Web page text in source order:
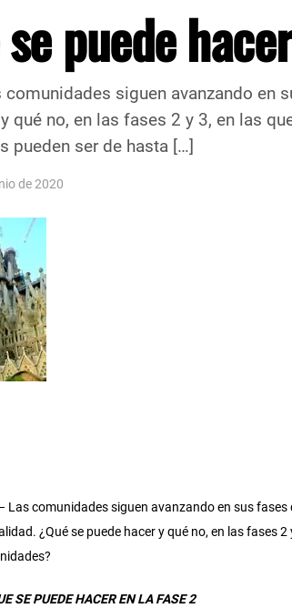
puede
comunidades siguen avanzando en
qué no, en las fases 2 y 3, en las
pueden ser de hasta […]
de 2020
Las comunidades siguen avanzando en sus
¿Qué se puede hacer y qué no, en las fases
SE PUEDE HACER EN LA FASE 2